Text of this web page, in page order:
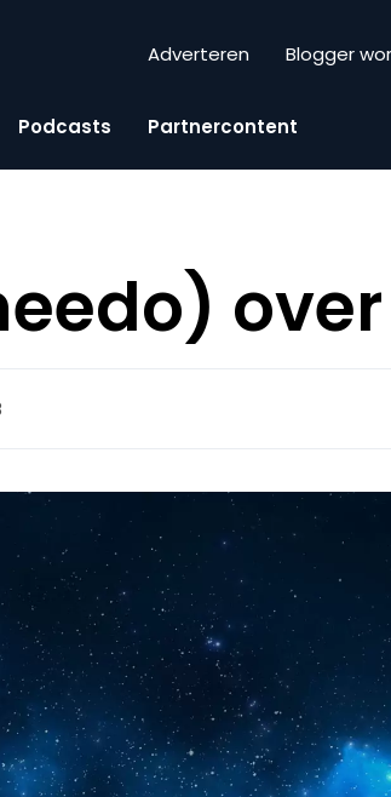
Adverteren Blogger
Podcasts Partnercontent